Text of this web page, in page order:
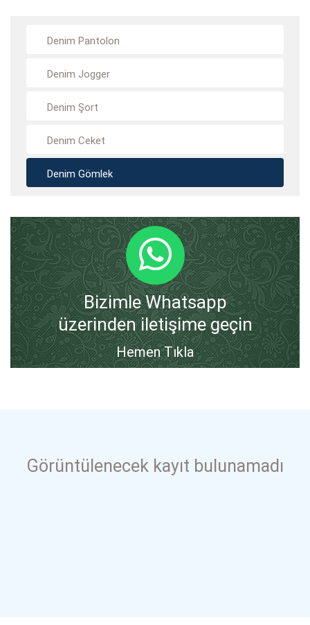
Denim Pantolon
Denim Jogger
Denim Şort
Denim Ceket
Denim Gömlek
Bizimle Whatsapp
üzerinden iletişime geçin
Hemen Tıkla
Görüntülenecek kayıt bulunamadı